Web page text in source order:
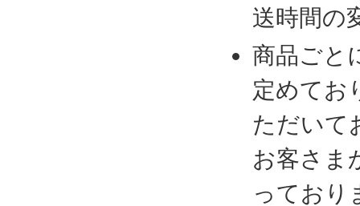
送時間の
商品ごと
定めてお
ただいて
お客さま
っており